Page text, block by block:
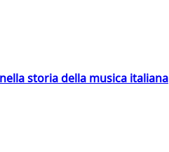
storia della musica italiana